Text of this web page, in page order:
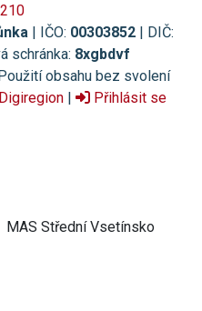
| IČO: 00303852 | DIČ:
schránka: 8xgbdvf
obsahu bez svolení
Digiregion| Přihlásit se
MAS Střední Vsetínsko